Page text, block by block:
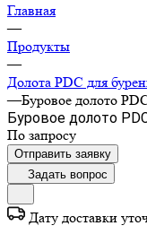
Главная
—
Продукты
—
Долота PDC для
—Буровое долото
Буровое долото
По запросу
Отправить заявку
Задать вопрос
Дату доставки